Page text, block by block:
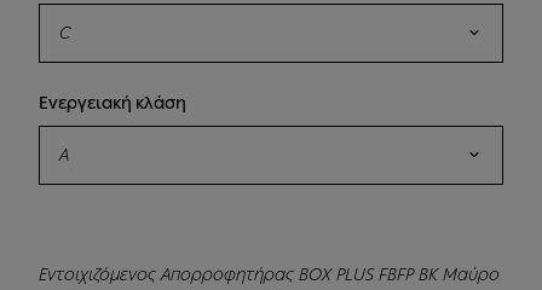
C
Ενεργειακή κλάση
A
Εντοιχιζόμενος Απορροφητήρας BOX PLUS FBFP BK Μαύρο